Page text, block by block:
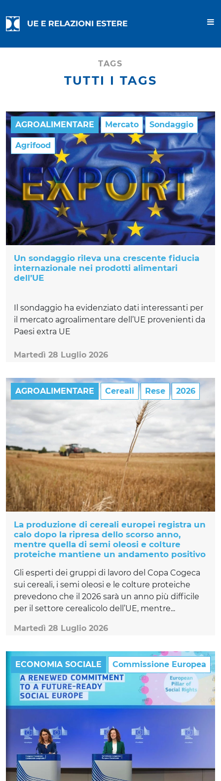
TAGS
TUTTI I TAGS
AGROALIMENTARE Mercato Sondaggio
Agrifood
Un sondaggio rileva una crescente fiducia
internazionale nei prodotti alimentari
dell’UE
Il sondaggio ha evidenziato dati interessanti per
il mercato agroalimentare dell’UE provenienti da
Paesi extra UE
Martedì 28 Luglio 2026
AGROALIMENTARE Cereali Rese 2026
La produzione di cereali europei registra un
calo dopo la ripresa dello scorso anno,
mentre quella di semi oleosi e colture
proteiche mantiene un andamento positivo
Gli esperti dei gruppi di lavoro del Copa Cogeca
sui cereali, i semi oleosi e le colture proteiche
prevedono che il 2026 sarà un anno più difficile
per il settore cerealicolo dell’UE, mentre...
Martedì 28 Luglio 2026
ECONOMIA SOCIALE Commissione Europea